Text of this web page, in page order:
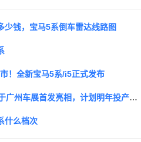
少钱，宝马5系倒车雷达线路图
！全新宝马5系/i5正式发布
全新宝马5系/i5将于广州车展首发亮相，计划明年投产上市，换装最新家族内饰
什么档次